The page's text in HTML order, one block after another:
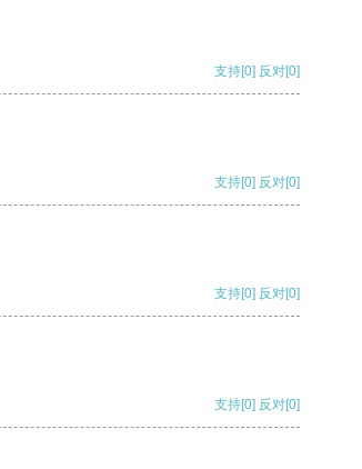
支持[0] 反对[0]
支持[0] 反对[0]
支持[0] 反对[0]
支持[0] 反对[0]